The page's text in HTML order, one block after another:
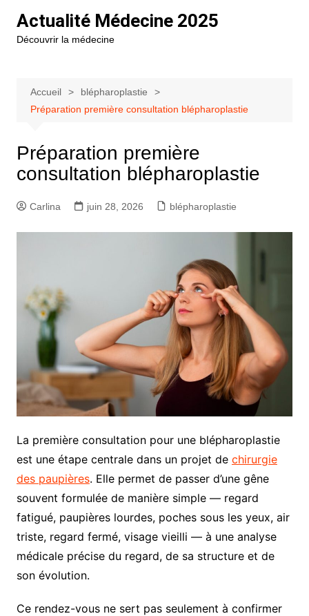
contenu
Actualité Médecine 2025
Découvrir la médecine
Accueil
blépharoplastie
Préparation première consultation blépharoplastie
Préparation première
consultation blépharoplastie
Carlina juin 28, 2026 blépharoplastie
La première consultation pour une blépharoplastie
est une étape centrale dans un projet de chirurgie
des paupières. Elle permet de passer d’une gêne
souvent formulée de manière simple — regard
fatigué, paupières lourdes, poches sous les yeux, air
triste, regard fermé, visage vieilli — à une analyse
médicale précise du regard, de sa structure et de
son évolution.
Ce rendez-vous ne sert pas seulement à confirmer